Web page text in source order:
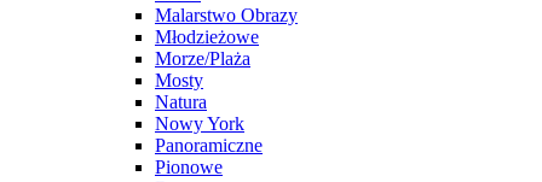
Malarstwo Obrazy
Młodzieżowe
Morze/Plaża
Mosty
Natura
Nowy York
Panoramiczne
Pionowe